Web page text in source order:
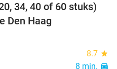
49%
34, 40 of 60 stuks)
Den Haag
8.7 star
8 min. directions_car